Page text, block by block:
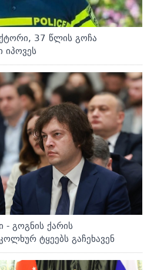
37 წლის გოჩა
- გოგნის ქარის
ტყეებს გაჩეხავენ